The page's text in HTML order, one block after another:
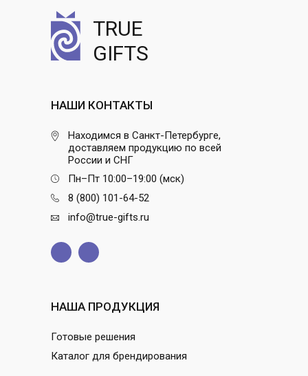
TRUE
GIFTS
НАША ПРОДУКЦИЯ
Готовые решения
Каталог для брендирования
НАШИ КОНТАКТЫ
Находимся в Санкт-Петербурге,
доставляем продукцию по всей
России и СНГ
Пн–Пт 10:00–19:00 (мск)
8 (800) 101-64-52
info@true-gifts.ru